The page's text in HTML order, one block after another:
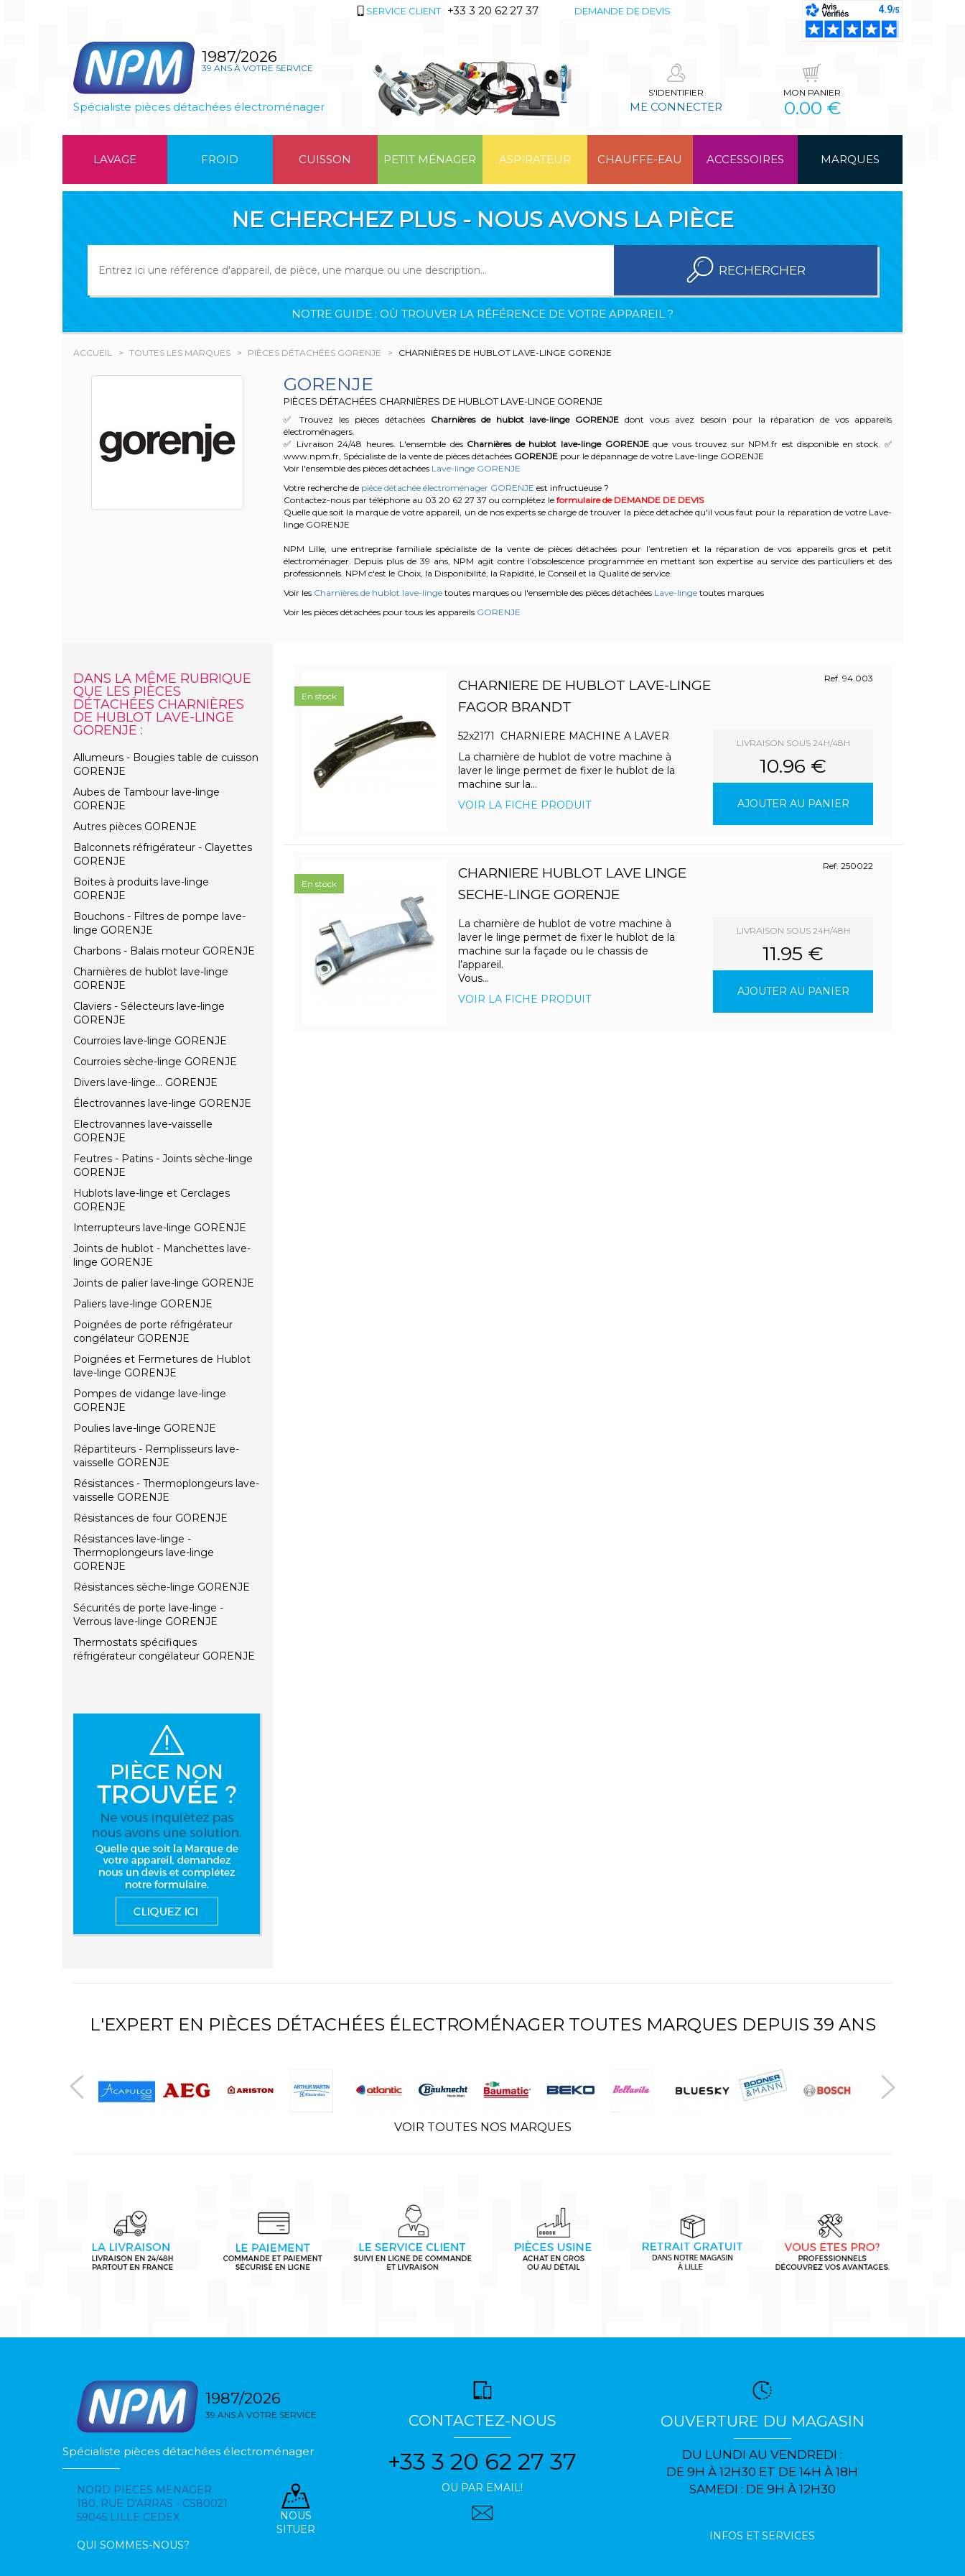
SERVICE CLIENT : +33 3 20 62 27 37 DEMANDE DE DEVIS
1987/2026
39 ANS À VOTRE SERVICE
Spécialiste pièces détachées électroménager
S'IDENTIFIER
ME CONNECTER
MON PANIER
0.00 €
LAVAGE FROID CUISSON PETIT MÉNAGER ASPIRATEUR CHAUFFE-EAU ACCESSOIRES MARQUES
NE CHERCHEZ PLUS - NOUS AVONS LA PIÈCE
RECHERCHER
NOTRE GUIDE : OÙ TROUVER LA RÉFÉRENCE DE VOTRE APPAREIL ?
ACCUEIL TOUTES LES MARQUES PIÈCES DÉTACHÉES GORENJE CHARNIÈRES DE HUBLOT LAVE-LINGE GORENJE
GORENJE
PIÈCES DÉTACHÉES CHARNIÈRES DE HUBLOT LAVE-LINGE GORENJE
✅ Trouvez les pièces détachées Charnières de hublot lave-linge GORENJE dont vous avez besoin pour la réparation de vos appareils
électroménagers.
✅ Livraison 24/48 heures. L'ensemble des Charnières de hublot lave-linge GORENJEque vous trouvez sur NPM.fr est disponible en stock. ✅
www.npm.fr, Spécialiste de la vente de pièces détachées GORENJEpour le dépannage de votre Lave-linge GORENJE
Voir l'ensemble des pièces détachées Lave-linge GORENJE
Votre recherche de pièce détachée électroménager GORENJE est infructueuse ?
Contactez-nous par téléphone au 03 20 62 27 37 ou complétez le formulaire de DEMANDE DE DEVIS
Quelle que soit la marque de votre appareil, un de nos experts se charge de trouver la pièce détachée qu'il vous faut pour la réparation de votre Lave-
linge GORENJE
NPM Lille, une entreprise familiale spécialiste de la vente de pièces détachées pour l’entretien et la réparation de vos appareils gros et petit
électroménager. Depuis plus de 39 ans, NPM agit contre l’obsolescence programmée en mettant son expertise au service des particuliers et des
professionnels. NPM c'est le Choix, la Disponibilité, la Rapidité, le Conseil et la Qualité de service.
Voir les Charnières de hublot lave-lingetoutes marques ou l'ensemble des pièces détachées Lave-lingetoutes marques
Voir les pièces détachées pour tous les appareils GORENJE
DANS LA MÊME RUBRIQUE
QUE LES PIÈCES
DÉTACHÉES CHARNIÈRES
DE HUBLOT LAVE-LINGE
GORENJE :
Allumeurs - Bougies table de cuisson
GORENJE
Aubes de Tambour lave-linge
GORENJE
Autres pièces GORENJE
Balconnets réfrigérateur - Clayettes
GORENJE
Boites à produits lave-linge
GORENJE
Bouchons - Filtres de pompe lave-
linge GORENJE
Charbons - Balais moteur GORENJE
Charnières de hublot lave-linge
GORENJE
Claviers - Sélecteurs lave-linge
GORENJE
Courroies lave-linge GORENJE
Courroies sèche-linge GORENJE
Divers lave-linge... GORENJE
Électrovannes lave-linge GORENJE
Electrovannes lave-vaisselle
GORENJE
Feutres - Patins - Joints sèche-linge
GORENJE
Hublots lave-linge et Cerclages
GORENJE
Interrupteurs lave-linge GORENJE
Joints de hublot - Manchettes lave-
linge GORENJE
Joints de palier lave-linge GORENJE
Paliers lave-linge GORENJE
Poignées de porte réfrigérateur
congélateur GORENJE
Poignées et Fermetures de Hublot
lave-linge GORENJE
Pompes de vidange lave-linge
GORENJE
Poulies lave-linge GORENJE
Répartiteurs - Remplisseurs lave-
vaisselle GORENJE
Résistances - Thermoplongeurs lave-
vaisselle GORENJE
Résistances de four GORENJE
Résistances lave-linge -
Thermoplongeurs lave-linge
GORENJE
Résistances sèche-linge GORENJE
Sécurités de porte lave-linge -
Verrous lave-linge GORENJE
Thermostats spécifiques
réfrigérateur congélateur GORENJE
CHARNIERE DE HUBLOT LAVE-LINGE
FAGOR BRANDT
Ref. 94.003
52x2171 CHARNIERE MACHINE A LAVER
La charnière de hublot de votre machine à
laver le linge permet de fixer le hublot de la
machine sur la...
VOIR LA FICHE PRODUIT
LIVRAISON SOUS 24H/48H
10.96 €
AJOUTER AU PANIER
En stock
CHARNIERE HUBLOT LAVE LINGE
SECHE-LINGE GORENJE
Ref. 250022
La charnière de hublot de votre machine à
laver le linge permet de fixer le hublot de la
machine sur la façade ou le chassis de
l’appareil.
Vous...
VOIR LA FICHE PRODUIT
LIVRAISON SOUS 24H/48H
11.95 €
AJOUTER AU PANIER
En stock
L'EXPERT EN PIÈCES DÉTACHÉES ÉLECTROMÉNAGER TOUTES MARQUES DEPUIS 39 ANS
VOIR TOUTES NOS MARQUES
1987/2026
39 ANS À VOTRE SERVICE
Spécialiste pièces détachées électroménager
NORD PIECES MENAGER
180, RUE D'ARRAS - CS80021
59045 LILLE CEDEX
QUI SOMMES-NOUS?
NOUS
SITUER
CONTACTEZ-NOUS
+33 3 20 62 27 37
OU PAR EMAIL!
OUVERTURE DU MAGASIN
DU LUNDI AU VENDREDI :
DE 9H À 12H30 ET DE 14H À 18H
SAMEDI : DE 9H À 12H30
INFOS ET SERVICES